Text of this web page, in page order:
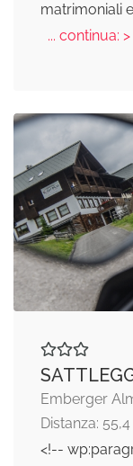
matrimoniali
... continua: >
Emberger
Distanza:
<!--